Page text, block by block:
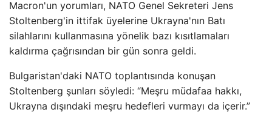
Macron'un yorumları, NATO Genel Sekreteri Jens
Stoltenberg'in ittifak üyelerine Ukrayna'nın Batı
silahlarını kullanmasına yönelik bazı kısıtlamaları
kaldırma çağrısından bir gün sonra geldi.
Bulgaristan'daki NATO toplantısında konuşan
Stoltenberg şunları söyledi: “Meşru müdafaa hakkı,
Ukrayna dışındaki meşru hedefleri vurmayı da içerir.”